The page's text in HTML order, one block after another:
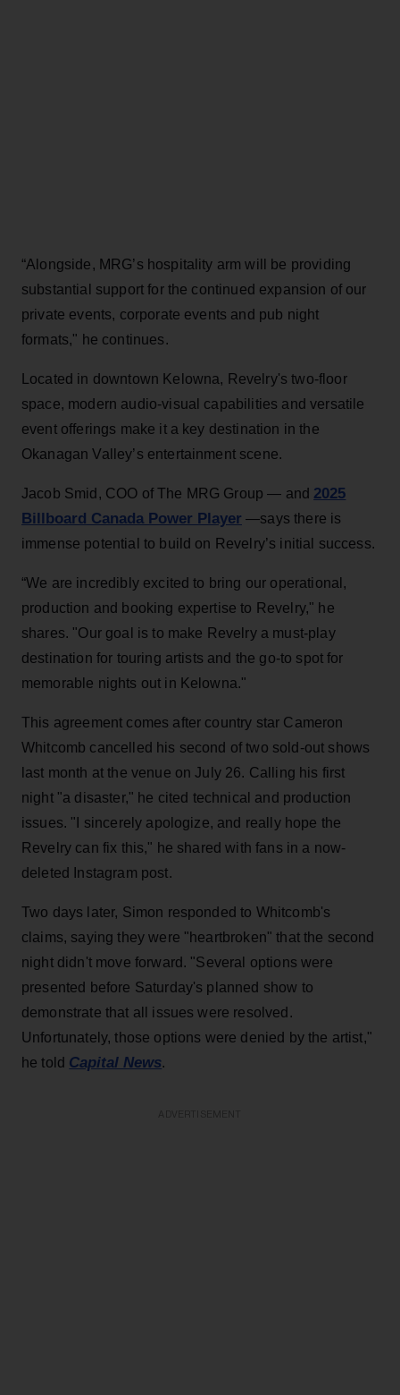
“Alongside, MRG’s hospitality arm will be providing
substantial support for the continued expansion of our
private events, corporate events and pub night
formats," he continues.
Located in downtown Kelowna, Revelry's two-floor
space, modern audio-visual capabilities and versatile
event offerings make it a key destination in the
Okanagan Valley’s entertainment scene.
Jacob Smid, COO of The MRG Group — and 2025
Billboard Canada Power Player —says there is
immense potential to build on Revelry’s initial success.
“We are incredibly excited to bring our operational,
production and booking expertise to Revelry," he
shares. "Our goal is to make Revelry a must-play
destination for touring artists and the go-to spot for
memorable nights out in Kelowna."
This agreement comes after country star Cameron
Whitcomb cancelled his second of two sold-out shows
last month at the venue on July 26. Calling his first
night "a disaster," he cited technical and production
issues. "I sincerely apologize, and really hope the
Revelry can fix this," he shared with fans in a now-
deleted Instagram post.
Two days later, Simon responded to Whitcomb's
claims, saying they were "heartbroken" that the second
night didn't move forward. "Several options were
presented before Saturday's planned show to
demonstrate that all issues were resolved.
Unfortunately, those options were denied by the artist,"
he told Capital News.